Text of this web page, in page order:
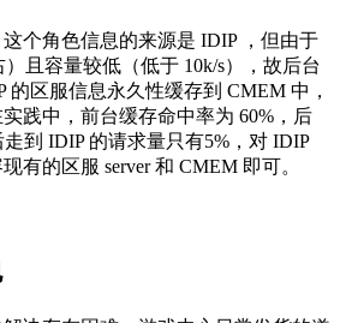
个角色信息的来源是 IDIP ，但由于
且容量较低（低于 10k/s），故后台
的区服信息永久性缓存到 CMEM 中，
践中，前台缓存命中率为 60%，后
到 IDIP 的请求量只有5%，对 IDIP
有的区服 server 和 CMEM 即可。